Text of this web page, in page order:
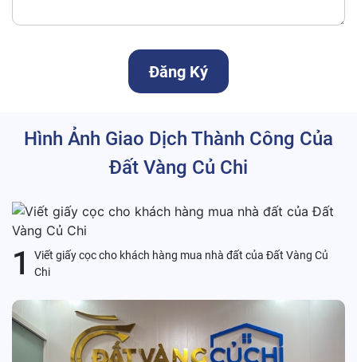
Hình Ảnh Giao Dịch Thành Công Của
Đất Vàng Củ Chi
1
Viết giấy cọc cho khách hàng mua nhà đất của Đất Vàng Củ
Chi